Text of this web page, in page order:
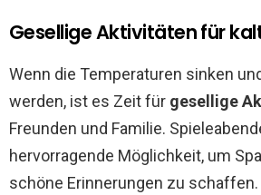
Gesellige Aktivitäten für
Wenn die Temperaturen sinken
werden, ist es Zeit für gesellige
Freunden und Familie.
hervorragende Möglichkeit, um
schöne Erinnerungen zu schaffen.